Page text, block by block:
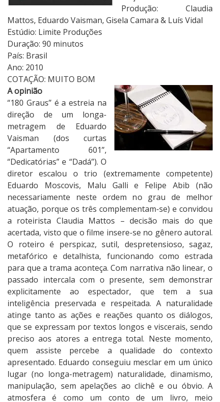
Produção: Claudia
Mattos, Eduardo Vaisman, Gisela Camara & Luís Vidal
Estúdio: Limite Produções
Duração: 90 minutos
País: Brasil
Ano: 2010
COTAÇÃO: MUITO BOM
A opinião
“180 Graus” é a estreia na
direção de um longa-
metragem de Eduardo
Vaisman (dos curtas
“Apartamento 601”,
“Dedicatórias” e “Dadá”). O
diretor escalou o trio (extremamente competente)
Eduardo Moscovis, Malu Galli e Felipe Abib (não
necessariamente neste ordem no grau de melhor
atuação, porque os três complementam-se) e convidou
a roteirista Claudia Mattos – decisão mais do que
acertada, visto que o filme insere-se no gênero autoral.
O roteiro é perspicaz, sutil, despretensioso, sagaz,
metafórico e detalhista, funcionando como estrada
para que a trama aconteça. Com narrativa não linear, o
passado intercala com o presente, sem demonstrar
explicitamente ao espectador, que tem a sua
inteligência preservada e respeitada. A naturalidade
atinge tanto as ações e reações quanto os diálogos,
que se expressam por textos longos e viscerais, sendo
preciso aos atores a entrega total. Neste momento,
quem assiste percebe a qualidade do contexto
apresentado. Eduardo conseguiu mesclar em um único
lugar (no longa-metragem) naturalidade, dinamismo,
manipulação, sem apelações ao clichê e ou óbvio. A
atmosfera é como um conto de um livro, meio